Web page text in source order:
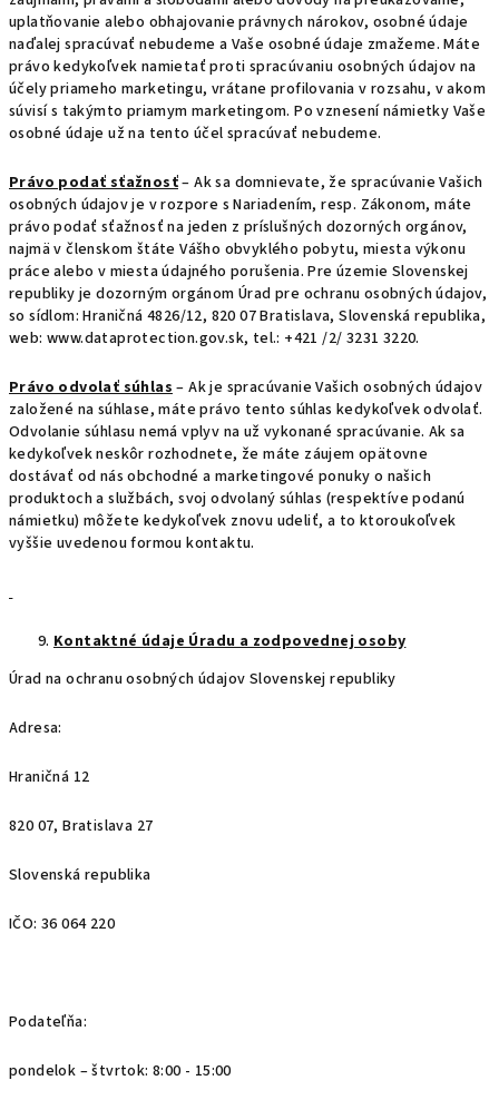
uplatňovanie alebo obhajovanie právnych nárokov, osobné údaje
naďalej spracúvať nebudeme a Vaše osobné údaje zmažeme. Máte
právo kedykoľvek namietať proti spracúvaniu osobných údajov na
účely priameho marketingu, vrátane profilovania v rozsahu, v akom
súvisí s takýmto priamym marketingom. Po vznesení námietky Vaše
osobné údaje už na tento účel spracúvať nebudeme.
Právo podať sťažnosť– Ak sa domnievate, že spracúvanie Vašich
osobných údajov je v rozpore s Nariadením, resp. Zákonom, máte
právo podať sťažnosť na jeden z príslušných dozorných orgánov,
najmä v členskom štáte Vášho obvyklého pobytu, miesta výkonu
práce alebo v miesta údajného porušenia. Pre územie Slovenskej
republiky je dozorným orgánom Úrad pre ochranu osobných údajov,
so sídlom: Hraničná 4826/12, 820 07 Bratislava, Slovenská republika,
web: www.dataprotection.gov.sk, tel.: +421 /2/ 3231 3220.
Právo odvolať súhlas– Ak je spracúvanie Vašich osobných údajov
založené na súhlase, máte právo tento súhlas kedykoľvek odvolať.
Odvolanie súhlasu nemá vplyv na už vykonané spracúvanie. Ak sa
kedykoľvek neskôr rozhodnete, že máte záujem opätovne
dostávať od nás obchodné a marketingové ponuky o našich
produktoch a službách, svoj odvolaný súhlas (respektíve podanú
námietku) môžete kedykoľvek znovu udeliť, a to ktoroukoľvek
vyššie uvedenou formou kontaktu.
Kontaktné údaje Úradu a zodpovednej osoby
Úrad na ochranu osobných údajov Slovenskej republiky
Adresa:
Hraničná 12
820 07, Bratislava 27
Slovenská republika
IČO: 36 064 220
Podateľňa:
pondelok – štvrtok: 8:00 - 15:00